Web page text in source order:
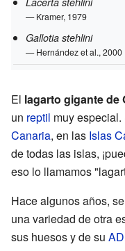
— Kramer, 1979
Gallotia stehlini
— Hernández et al., 2000
El lagarto gigante de
un reptil muy
Canaria, en las Islas
de todas las islas,
eso lo llamamos
Hace algunos años,
una variedad de otra
sus huesos y de su